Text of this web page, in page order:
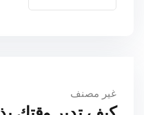
غير مصنف